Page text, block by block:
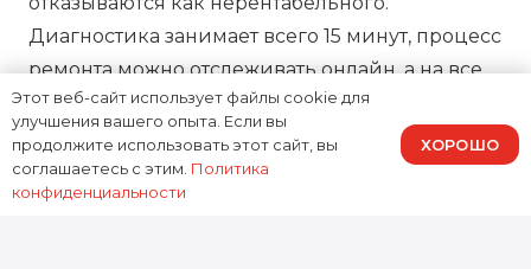
Диагностика занимает всего 15 минут, процесс
ремонта можно отслеживать онлайн, а на все
работы предоставляем зафиксированную в
договоре гарантию, подтверждая нашу
ответственность за результат.
Этот веб-сайт использует файлы cookie для
улучшения вашего опыта. Если вы
продолжите использовать этот сайт, вы
соглашаетесь с этим. Политика
конфиденциальности
ХОРОШО